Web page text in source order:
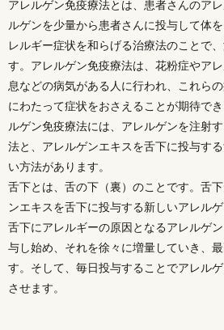
アレルゲン免疫療法とは、患者さんのア
ルゲンを少量から患者さんに投与して体
レルギー症状を和らげる治療法のことで
す。アレルゲン免疫療法は、花粉症やア
息などの病気がある人に行われ、これら
にわたって症状をおさえることが期待で
ルゲン免疫療法には、アレルゲンを注射
法と、アレルゲンエキスを舌下に投与す
い方法があります。
舌下とは、舌の下（裏）のことです。舌
ンエキスを舌下に投与する新しいアレル
舌下にアレルギーの原因となるアレルゲ
与し始め、それを徐々に増量していき、
す。そして、毎日投与することでアレル
させます。